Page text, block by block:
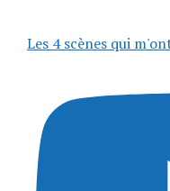
Les 4 scènes qui